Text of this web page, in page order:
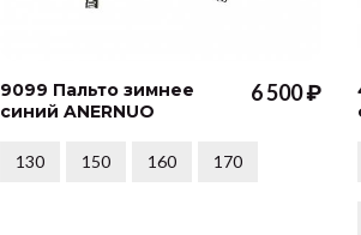
9099 Пальто зимнее
синий ANERNUO
6 500 ₽
130 150 160 170